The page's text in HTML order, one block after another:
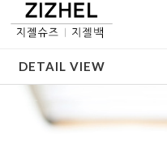
DETAIL VIEW